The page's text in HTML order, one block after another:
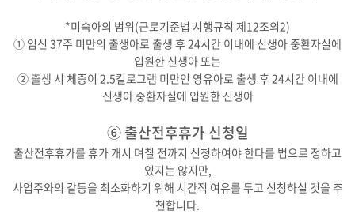
*미숙아의 범위(근로기준법 시행규칙 제12조의2)
① 임신 37주 미만의 출생아로 출생 후 24시간 이내에 신생아 중환자실에
입원한 신생아 또는
② 출생 시 체중이 2.5킬로그램 미만인 영유아로 출생 후 24시간 이내에
신생아 중환자실에 입원한 신생아
⑥ 출산전후휴가 신청일
출산전후휴가를 휴가 개시 며칠 전까지 신청하여야 한다를 법으로 정하고
있지는 않지만,
사업주와의 갈등을 최소화하기 위해 시간적 여유를 두고 신청하실 것을 추
천합니다.